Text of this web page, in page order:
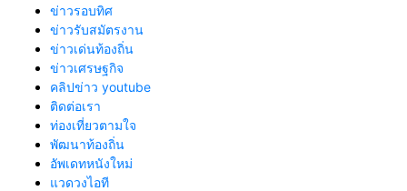
ข่าวรอบทิศ
ข่าวรับสมัตรงาน
ข่าวเด่นท้องถิ่น
ข่าวเศรษฐกิจ
คลิปข่าว youtube
ติดต่อเรา
ท่องเที่ยวตามใจ
พัฒนาท้องถิ่น
อัพเดทหนังใหม่
แวดวงไอที